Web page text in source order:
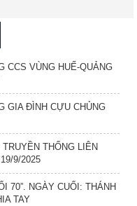
CCS VÙNG HUẾ-QUẢNG
GIA ĐÌNH CỰU CHỦNG
THỐNG LIÊN
9/2025
70”. NGÀY CUỐI: THÁNH
TAY